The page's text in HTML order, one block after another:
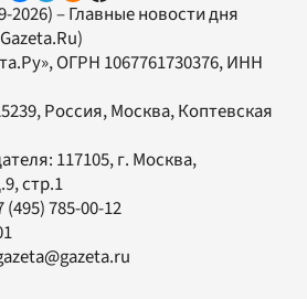
2026) – Главные новости дня
, ОГРН 1067761730376, ИНН
Россия, Москва, Коптевская
117105, г. Москва,
стр.1
(495) 785-00-12